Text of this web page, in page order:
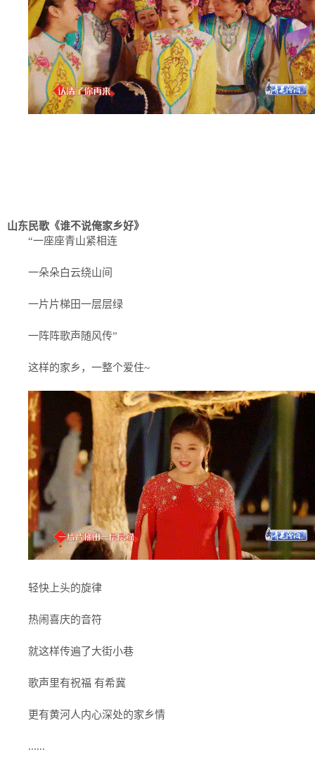
山东民歌《谁不说俺家乡好》
“一座座青山紧相连
一朵朵白云绕山间
一片片梯田一层层绿
一阵阵歌声随风传”
这样的家乡，一整个爱住~
轻快上头的旋律
热闹喜庆的音符
就这样传遍了大街小巷
歌声里有祝福 有希冀
更有黄河人内心深处的家乡情
......